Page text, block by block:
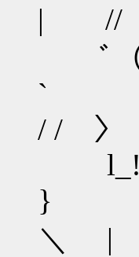
| //
ﾞ
/ / 〉
l_!
＼ |